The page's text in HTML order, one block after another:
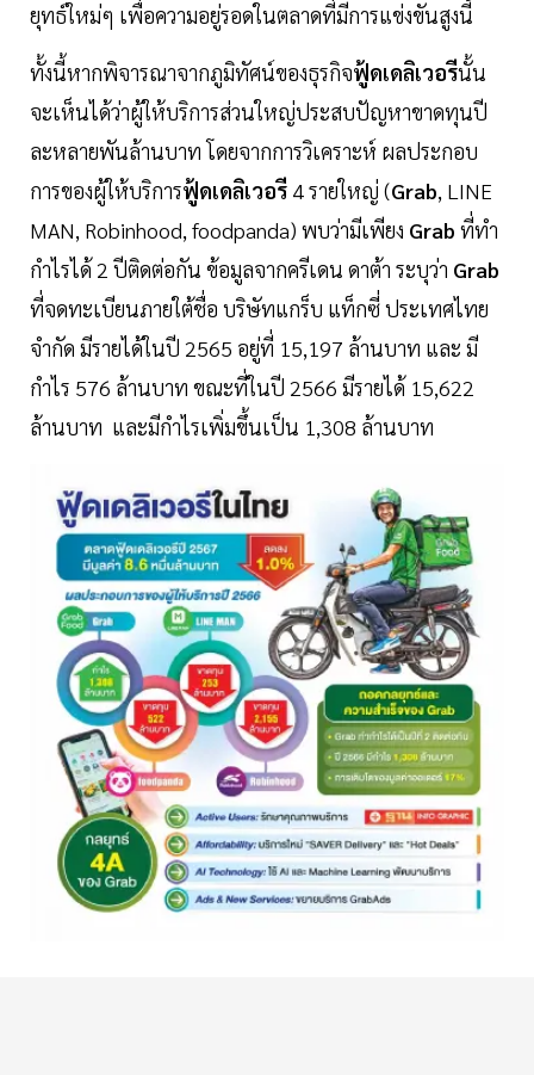
ยุทธ์ใหม่ๆ เพื่อความอยู่รอดในตลาดที่มีการแข่งขันสูงนี้
ทั้งนี้หากพิจารณาจากภูมิทัศน์ของธุรกิจฟู้ดเดลิเวอรีนั้น
จะเห็นได้ว่าผู้ให้บริการส่วนใหญ่ประสบปัญหาขาดทุนปี
ละหลายพันล้านบาท โดยจากการวิเคราะห์ ผลประกอบ
การของผู้ให้บริการฟู้ดเดลิเวอรี 4 รายใหญ่ (Grab, LINE
MAN, Robinhood, foodpanda) พบว่ามีเพียง Grab ที่ทำ
กำไรได้ 2 ปีติดต่อกัน ข้อมูลจากครีเดน ดาต้า ระบุว่า Grab
ที่จดทะเบียนภายใต้ชื่อ บริษัทแกร็บ แท็กซี่ ประเทศไทย
จำกัด มีรายได้ในปี 2565 อยู่ที่ 15,197 ล้านบาท และ มี
กำไร 576 ล้านบาท ขณะที่ในปี 2566 มีรายได้ 15,622
ล้านบาท และมีกำไรเพิ่มขึ้นเป็น 1,308 ล้านบาท